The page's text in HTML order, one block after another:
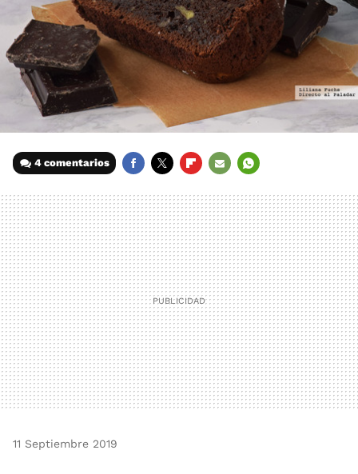
4 comentarios
MAIL
11 Septiembre 2019